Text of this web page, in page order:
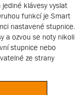
klávesy vyslat
funkcí je Smart
nastavené stupnice.
a ozvou se noty nikoli
stupnice nebo
ze strany